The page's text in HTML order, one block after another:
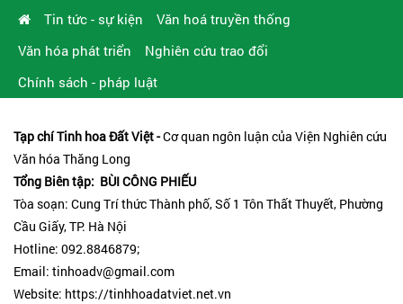
Tin tức - sự kiện
Văn hoá truyền thống
Văn hóa phát triển
Nghiên cứu trao đổi
Chính sách - pháp luật
Tạp chí Tinh hoa Đất Việt -Cơ quan ngôn luận của Viện Nghiên cứu
Văn hóa Thăng Long
Tổng Biên tập: BÙI CÔNG PHIẾU
Tòa soạn: Cung Trí thức Thành phố, Số 1 Tôn Thất Thuyết, Phường
Cầu Giấy, TP. Hà Nội
Hotline: 092.8846879;
Email: tinhoadv@gmail.com
Website: https://tinhhoadatviet.net.vn